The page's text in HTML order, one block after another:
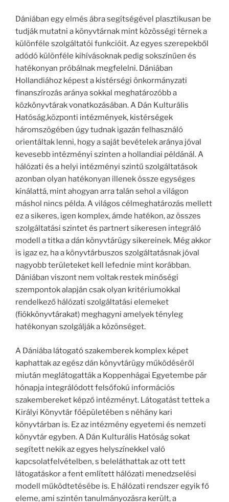
Dániában egy elmés ábra segítségével plasztikusan be
tudják mutatni a könyvtárnak mint közösségi térnek a
különféle szolgáltatói funkcióit. Az egyes szerepekből
adódó különféle kihívásoknak pedig sokszínűen és
hatékonyan próbálnak megfelelni. Dániában
Hollandiához képest a kistérségi önkormányzati
finanszírozás aránya sokkal meghatározóbb a
közkönyvtárak vonatkozásában. A Dán Kulturális
Hatóság,központi intézmények, kistérségek
háromszögében úgy tudnak igazán felhasználó
orientáltak lenni, hogy a saját bevételek aránya jóval
kevesebb intézményi szinten a hollandiai példánál. A
hálózati és a helyi intézményi szintű szolgáltatások
azonban olyan hatékonyan illenek össze egységes
kínálattá, mint ahogyan arra talán sehol a világon
máshol nincs példa. A világos célmeghatározás mellett
ez a sikeres, igen komplex, ámde hatékon, az összes
szolgáltatási szintet és partnert sikeresen integráló
modell a titka a dán könyvtárügy sikereinek. Még akkor
is igaz ez, ha a könyvtárbuszos szolgáltatásnak jóval
nagyobb területeket kell lefednie mint korábban.
Dániában viszont nem voltak restek minőségi
szempontok alapján csak olyan kritériumokkal
rendelkező hálózati szolgáltatási elemeket
(fiókkönyvtárakat) meghagyni amelyek tényleg
hatékonyan szolgálják a közönséget.
A Dániába látogató szakemberek komplex képet
kaphattak az egész dán könyvtárügy működéséről
miután meglátogatták a Koppenhágai Egyetembe pár
hónapja integrálódott felsőfokú információs
szakembereket képző intézményt. Látogatást tettek a
Királyi Könyvtár főépületében s néhány kari
könyvtárban is. Ez az intézmény egyetemi és nemzeti
könyvtár egyben. A Dán Kulturális Hatóság sokat
segített nekik az egyes helyszínekkel való
kapcsolatfelvételben, s beleláthattak az ott tett
látogatáskor a fent említett hálózati menedzselési
modell működtetésébe is. E hálózati rendszer egyik fő
eleme, ami szintén tanulmányozásra került, a